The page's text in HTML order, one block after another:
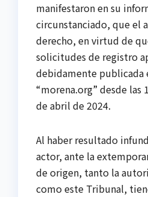
manifestaron en su
circunstanciado, que el
derecho, en virtud de
solicitudes de registro
debidamente publicada
“morena.org” desde las
de abril de 2024.
Al haber resultado
actor, ante la
de origen, tanto la
como este Tribunal,